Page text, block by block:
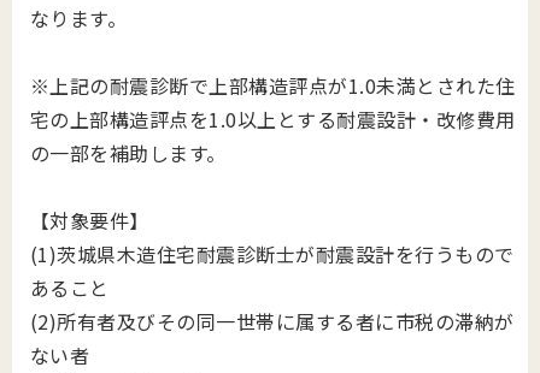
なります。
※上記の耐震診断で上部構造評点が1.0未満とされた住
宅の上部構造評点を1.0以上とする耐震設計・改修費用
の一部を補助します。
【対象要件】
(1)茨城県木造住宅耐震診断士が耐震設計を行うもので
あること
(2)所有者及びその同一世帯に属する者に市税の滞納が
ない者